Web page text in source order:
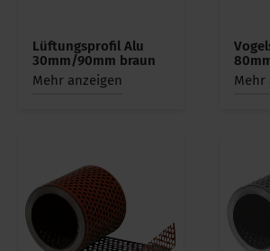
Lüftungsprofil Alu
30mm/90mm braun
Mehr anzeigen
Mehr